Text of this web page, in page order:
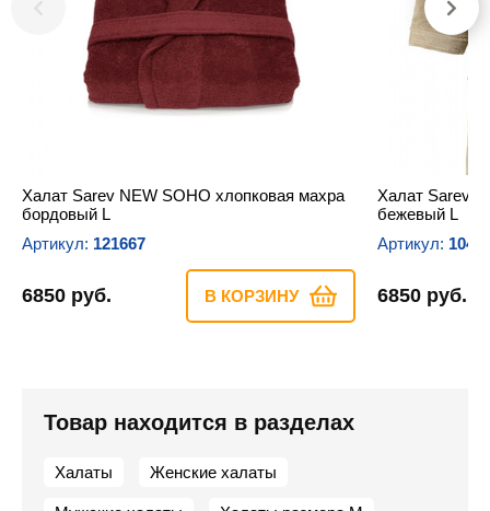
Халат Sarev NEW SOHO хлопковая махра
бордовый L
Артикул: 121667
6850 руб. В КОРЗИНУ
Халат Sarev
бежевый L
Артикул:
6850 руб.
Товар находится в разделах
Халаты Женские халаты